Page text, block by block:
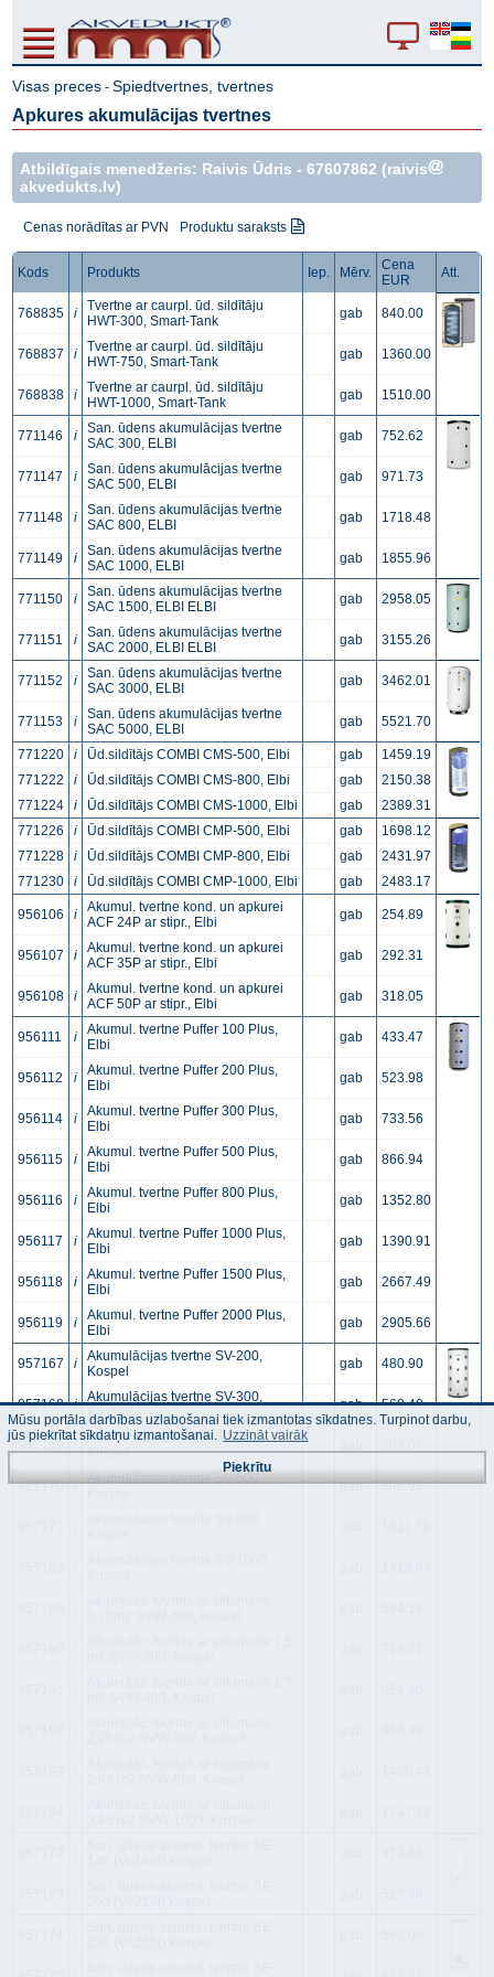
Visas preces -Spiedtvertnes, tvertnes
Apkures akumulācijas tvertnes
Atbildīgais menedžeris: Raivis Ūdris -67607862 (raivis
akvedukts.lv)
Cenas norādītas ar PVN Produktu saraksts
Kods Produkts Iep. Mērv.
Cena
EUR
Att.
768835 i
Tvertne ar caurpl. ūd. sildītāju
HWT-300, Smart-Tank
gab 840.00
768837 i
Tvertne ar caurpl. ūd. sildītāju
HWT-750, Smart-Tank
gab 1360.00
768838 i
Tvertne ar caurpl. ūd. sildītāju
HWT-1000, Smart-Tank
gab 1510.00
771146 i
San. ūdens akumulācijas tvertne
SAC 300, ELBI
gab 752.62
771147 i
San. ūdens akumulācijas tvertne
SAC 500, ELBI
gab 971.73
771148 i
San. ūdens akumulācijas tvertne
SAC 800, ELBI
gab 1718.48
771149 i
San. ūdens akumulācijas tvertne
SAC 1000, ELBI
gab 1855.96
771150 i
San. ūdens akumulācijas tvertne
SAC 1500, ELBI ELBI
gab 2958.05
771151 i
San. ūdens akumulācijas tvertne
SAC 2000, ELBI ELBI
gab 3155.26
771152 i
San. ūdens akumulācijas tvertne
SAC 3000, ELBI
gab 3462.01
771153 i
San. ūdens akumulācijas tvertne
SAC 5000, ELBI
gab 5521.70
771220 i Ūd.sildītājs COMBI CMS-500, Elbi gab
1459.19
771222
i Ūd.sildītājs COMBI CMS-800, Elbi gab
2150.38
771224
i Ūd.sildītājs COMBI CMS-1000, Elbi gab
2389.31
771226
i Ūd.sildītājs COMBI CMP-500, Elbi gab
1698.12
771228
i Ūd.sildītājs COMBI CMP-800, Elbi gab
2431.97
771230
i Ūd.sildītājs COMBI CMP-1000, Elbi gab 2483.17
956106 i
Akumul. tvertne kond. un apkurei
ACF 24P ar stipr., Elbi
gab 254.89
956107 i
Akumul. tvertne kond. un apkurei
ACF 35P ar stipr., Elbi
gab 292.31
956108 i
Akumul. tvertne kond. un apkurei
ACF 50P ar stipr., Elbi
gab 318.05
956111 i
Akumul. tvertne Puffer 100 Plus,
Elbi
gab 433.47
956112 i
Akumul. tvertne Puffer 200 Plus,
Elbi
gab 523.98
956114 i
Akumul. tvertne Puffer 300 Plus,
Elbi
gab 733.56
956115 i
Akumul. tvertne Puffer 500 Plus,
Elbi
gab 866.94
956116 i
Akumul. tvertne Puffer 800 Plus,
Elbi
gab 1352.80
956117 i
Akumul. tvertne Puffer 1000 Plus,
Elbi
gab 1390.91
956118 i
Akumul. tvertne Puffer 1500 Plus,
Elbi
gab 2667.49
956119 i
Akumul. tvertne Puffer 2000 Plus,
Elbi
gab 2905.66
957167 i
Akumulācijas tvertne SV-200,
Kospel
gab 480.90
957168 i
Akumulācijas tvertne SV-300,
Kospel
gab 569.40
957169
Akumulācijas tvertne SV-400,
Kospel
957170 i
Akumulācijas tvertne SV-500,
gab 806.98
Mūsu portāla darbības uzlabošanai tiek izmantotas sīkdatnes. Turpinot darbu,
jūs piekrītat sīkdatņu izmantošanai. Uzzināt vairāk
Piekrītu